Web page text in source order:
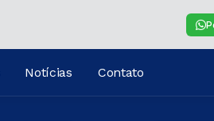
Notícias Contato